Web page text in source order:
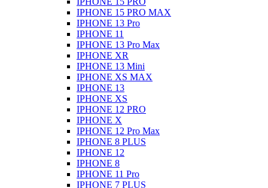
IPHONE 15 PRO MAX
IPHONE 13 Pro
IPHONE 11
IPHONE 13 Pro Max
IPHONE XR
IPHONE 13 Mini
IPHONE XS MAX
IPHONE 13
IPHONE XS
IPHONE 12 PRO
IPHONE X
IPHONE 12 Pro Max
IPHONE 8 PLUS
IPHONE 12
IPHONE 8
IPHONE 11 Pro
IPHONE 7 PLUS